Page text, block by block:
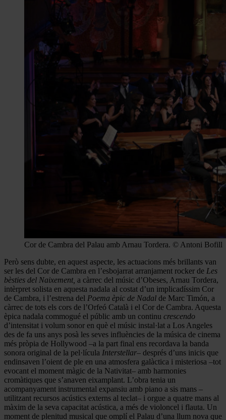
Cor de Cambra del Palau amb Arnau Tordera. © Antoni Bofill
Però sens dubte, en aquest aspecte, les actuacions més brillants van
ser les del Cor de Cambra en l’esbojarrat arranjament rocker de Les
bèsties del Naixement, a càrrec del músic d’Obeses, Arnau Tordera,
intèrpret solista en aquesta nadala al costat d’un implicadíssim Cor
de Cambra, i l’estrena del Poema èpic de Nadal de Marc Timón, a
càrrec de tots els cors de l’Orfeó Català i el Cor de Cambra. Aquesta
èpica nadala commogué el públic amb un continu crescendo
d’intensitat i volum sonor en què el músic instal·lat a Los Angeles
des de fa uns anys posà les seves influències de la música de cinema
més pròpia de Hollywood –a la part final ens recordava la banda
sonora original de la pel·lícula Interstellar– després d’uns inicis que
endinsaven l’oient de ple en una atmosfera galàctica i misteriosa –tot
evocant el moment màgic de la Nativitat– amb harmonies
cromàtiques que s’anaven eixamplant. L’obra tenia un
acompanyament instrumental expansiu amb piano a sis mans –
utilitzant recursos acústics externs al teclat– i orgue a quatre mans al
màxim de la seva capacitat acústica, a més de violoncel i flauta. Un
moment de plenitud musical que omplí el Palau d’una llum nova que